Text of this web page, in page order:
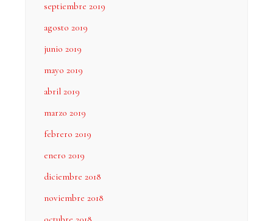
septiembre 2019
agosto 2019
junio 2019
mayo 2019
abril 2019
marzo 2019
febrero 2019
enero 2019
diciembre 2018
noviembre 2018